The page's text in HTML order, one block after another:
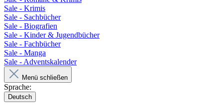
Sale - Krimis
Sale - Sachbücher
Sale - Biografien
Sale - Kinder & Jugendbücher
Sale - Fachbücher
Sale - Manga
Sale - Adventskalender
Menü schließen
Sprache:
Deutsch